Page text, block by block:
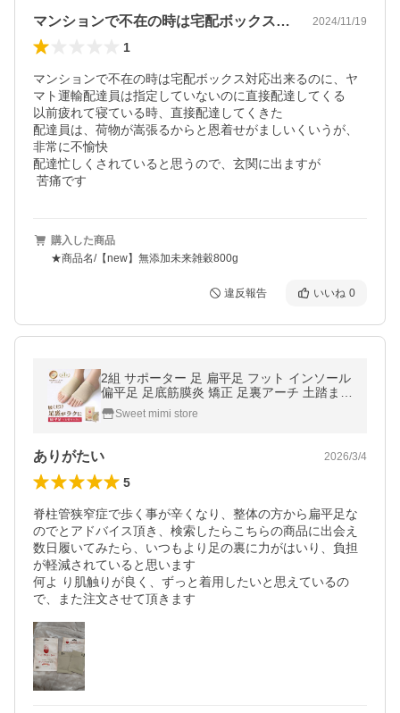
マンションで不在の時は宅配ボックス対応… 2024/11/19
1
マンションで不在の時は宅配ボックス対応出来るのに、ヤ
マト運輸配達員は指定していないのに直接配達してくる
以前疲れて寝ている時、直接配達してくきた
配達員は、荷物が嵩張るからと恩着せがましいくいうが、
非常に不愉快
配達忙しくされていると思うので、玄関に出ますが
苦痛です
購入した商品
★商品名/【new】無添加未来雑穀800g
違反報告 いいね 0
2組 サポーター 足 扁平足 フット インソール
偏平足 足底筋膜炎 矯正 足裏アーチ 土踏まず
レディース メンズ 衝撃吸収 姿勢 O脚 X脚 理
学療法士 監修 爆買
Sweet mimi store
ありがたい 2026/3/4
5
脊柱管狭窄症で歩く事が辛くなり、整体の方から扁平足な
のでとアドバイス頂き、検索したらこちらの商品に出会え
数日履いてみたら、いつもより足の裏に力がはいり、負担
が軽減されていると思います
何よ り肌触りが良く、ずっと着用したいと思えているの
で、また注文させて頂きます